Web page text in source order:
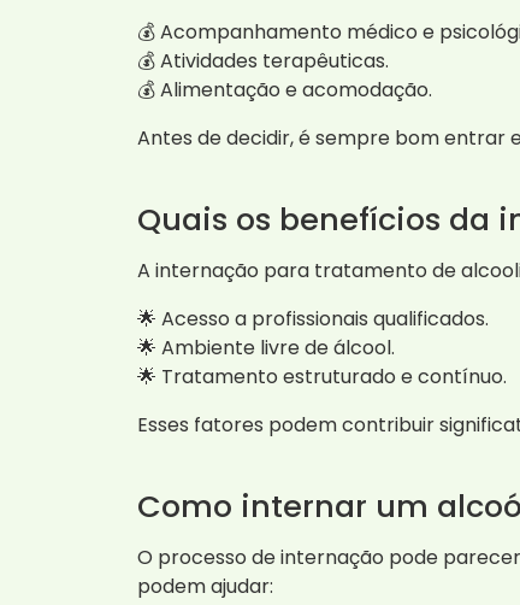
💰 Acompanhamento médico e
💰 Atividades terapêuticas.
💰 Alimentação e acomodação.
Antes de decidir, é sempre bom entrar
Quais os benefícios da
A internação para tratamento de
🌟 Acesso a profissionais qualificados.
🌟 Ambiente livre de álcool.
🌟 Tratamento estruturado e contínuo.
Esses fatores podem contribuir
Como internar um
O processo de internação pode
podem ajudar: